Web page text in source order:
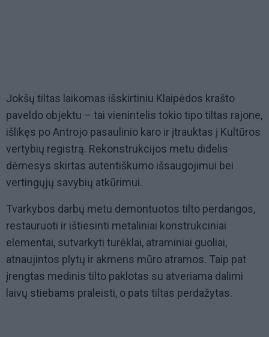
Jokšų tiltas laikomas išskirtiniu Klaipėdos krašto
paveldo objektu – tai vienintelis tokio tipo tiltas rajone,
išlikęs po Antrojo pasaulinio karo ir įtrauktas į Kultūros
vertybių registrą. Rekonstrukcijos metu didelis
dėmesys skirtas autentiškumo išsaugojimui bei
vertingųjų savybių atkūrimui.
Tvarkybos darbų metu demontuotos tilto perdangos,
restauruoti ir ištiesinti metaliniai konstrukciniai
elementai, sutvarkyti turėklai, atraminiai guoliai,
atnaujintos plytų ir akmens mūro atramos. Taip pat
įrengtas medinis tilto paklotas su atveriama dalimi
laivų stiebams praleisti, o pats tiltas perdažytas.